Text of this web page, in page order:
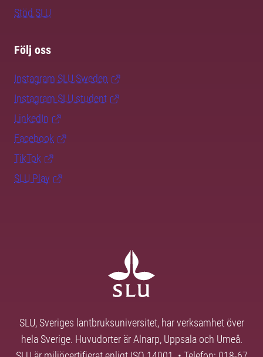
Stöd SLU
Följ oss
Instagram SLU.Sweden
Instagram SLU.student
LinkedIn
Facebook
TikTok
SLU Play
SLU, Sveriges lantbruksuniversitet, har verksamhet över
hela Sverige. Huvudorter är Alnarp, Uppsala och Umeå.